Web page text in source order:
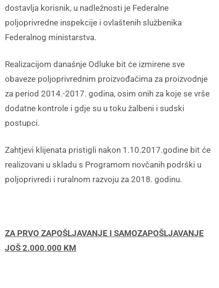
dostavlja korisnik, u nadležnosti je Federalne
poljoprivredne inspekcije i ovlaštenih službenika
Federalnog ministarstva.
Realizacijom današnje Odluke bit će izmirene sve
obaveze poljoprivrednim proizvođačima za proizvodnje
za period 2014.-2017. godina, osim onih za koje se vrše
dodatne kontrole i gdje su u toku žalbeni i sudski
postupci.
Zahtjevi klijenata pristigli nakon 1.10.2017.godine bit će
realizovani u skladu s Programom novčanih podrški u
poljoprivredi i ruralnom razvoju za 2018. godinu.
ZA PRVO ZAPOŠLJAVANJE I SAMOZAPOŠLJAVANJE
JOŠ 2.000.000 KM